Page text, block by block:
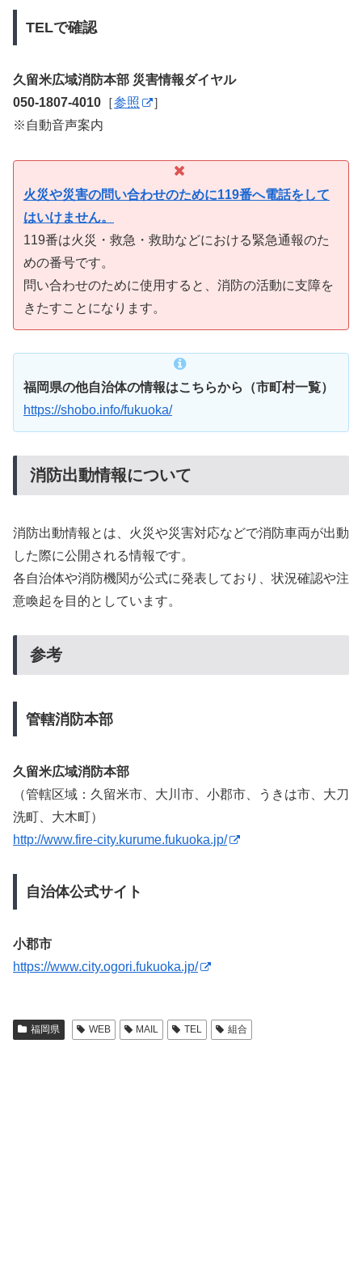
TELで確認
久留米広域消防本部 災害情報ダイヤル
050-1807-4010 ［参照
］
※自動音声案内
火災や災害の問い合わせのために119番へ電話をして
はいけません。
119番は火災・救急・救助などにおける緊急通報のた
めの番号です。
問い合わせのために使用すると、消防の活動に支障を
きたすことになります。
福岡県の他自治体の情報はこちらから（市町村一覧）
https://shobo.info/fukuoka/
消防出動情報について
消防出動情報とは、火災や災害対応などで消防車両が出動
した際に公開される情報です。
各自治体や消防機関が公式に発表しており、状況確認や注
意喚起を目的としています。
参考
管轄消防本部
久留米広域消防本部
（管轄区域：久留米市、大川市、小郡市、うきは市、大刀
洗町、大木町）
http://www.fire-city.kurume.fukuoka.jp/
自治体公式サイト
小郡市
https://www.city.ogori.fukuoka.jp/
福岡県 WEB MAIL TEL 組合